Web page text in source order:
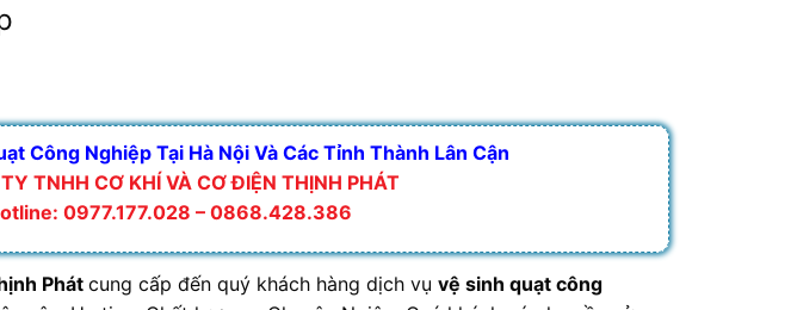
Công Nghiệp Tại Hà Nội Và Các Tỉnh Thành Lân Cận
TNHH CƠ KHÍ VÀ CƠ ĐIỆN THỊNH PHÁT
0977.177.028 – 0868.428.386
Phát cung cấp đến quý khách hàng dịch vụ vệ sinh quạt công